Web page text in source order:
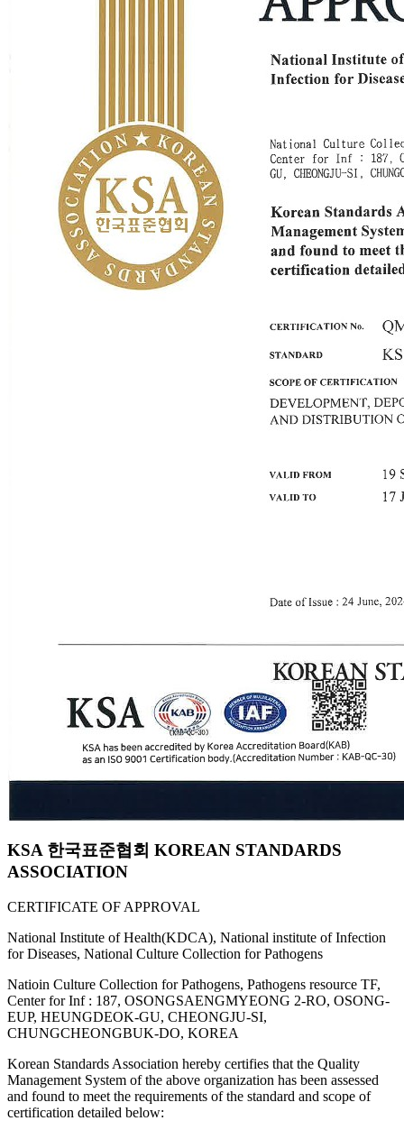
KSA 한국표준협회 KOREAN STANDARDS
ASSOCIATION
CERTIFICATE OF APPROVAL
National Institute of Health(KDCA), National institute of Infection
for Diseases, National Culture Collection for Pathogens
Natioin Culture Collection for Pathogens, Pathogens resource TF,
Center for Inf : 187, OSONGSAENGMYEONG 2-RO, OSONG-
EUP, HEUNGDEOK-GU, CHEONGJU-SI,
CHUNGCHEONGBUK-DO, KOREA
Korean Standards Association hereby certifies that the Quality
Management System of the above organization has been assessed
and found to meet the requirements of the standard and scope of
certification detailed below: